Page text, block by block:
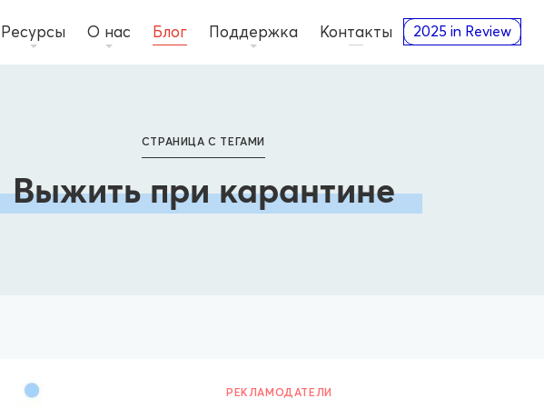
Ресурсы О нас Блог Поддержка Контакты 2025 in Review
СТРАНИЦА С ТЕГАМИ
Выжить при карантине
РЕКЛАМОДАТЕЛИ